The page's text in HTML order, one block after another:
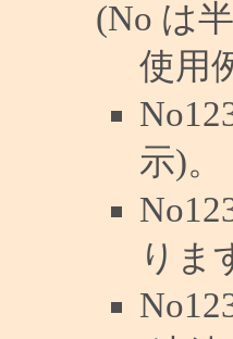
(No は
使用
示)。
りま